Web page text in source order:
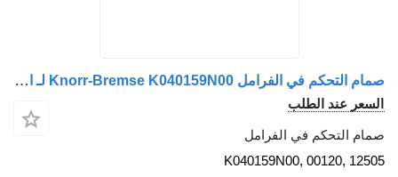
صمام التحكم في الفرامل Knorr-Bremse K040159N00 لـ السيارات القاطرة Volvo
عند الطلب
التحكم في الفرامل
K040159N00, 00120,